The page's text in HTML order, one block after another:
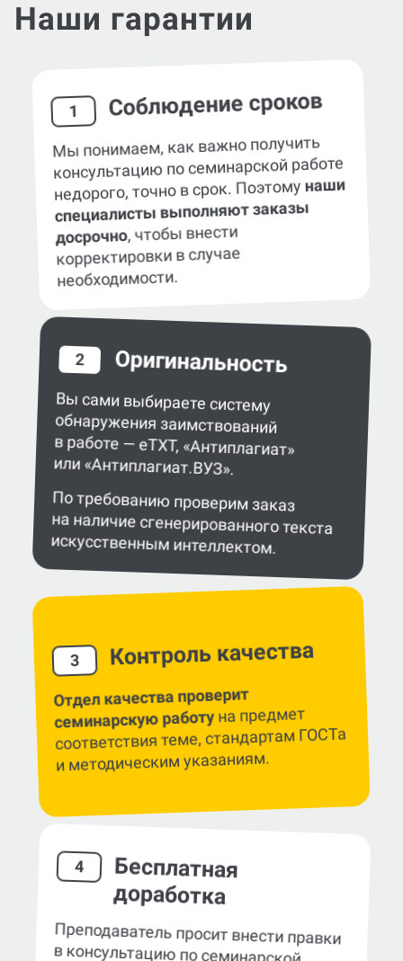
Наши гарантии
1 Соблюдение сроков
Мы понимаем, как важно получить
консультацию по семинарской работе
недорого, точно в срок. Поэтомунаши
специалисты выполняют заказы
досрочно, чтобы внести
корректировки в случае
необходимости.
2 Оригинальность
Вы сами выбираете систему
обнаружения заимствований
в работе — eTXT, «Антиплагиат»
или «Антиплагиат.ВУЗ».
По требованию проверим заказ
на наличие сгенерированного текста
искусственным интеллектом.
3 Контроль качества
Отдел качества проверит
семинарскую работуна предмет
соответствия теме, стандартам ГОСТа
и методическим указаниям.
4 Бесплатная
доработка
Преподаватель просит внести правки
в консультацию по семинарской